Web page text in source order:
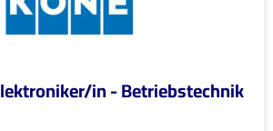
in - Betriebstechnik